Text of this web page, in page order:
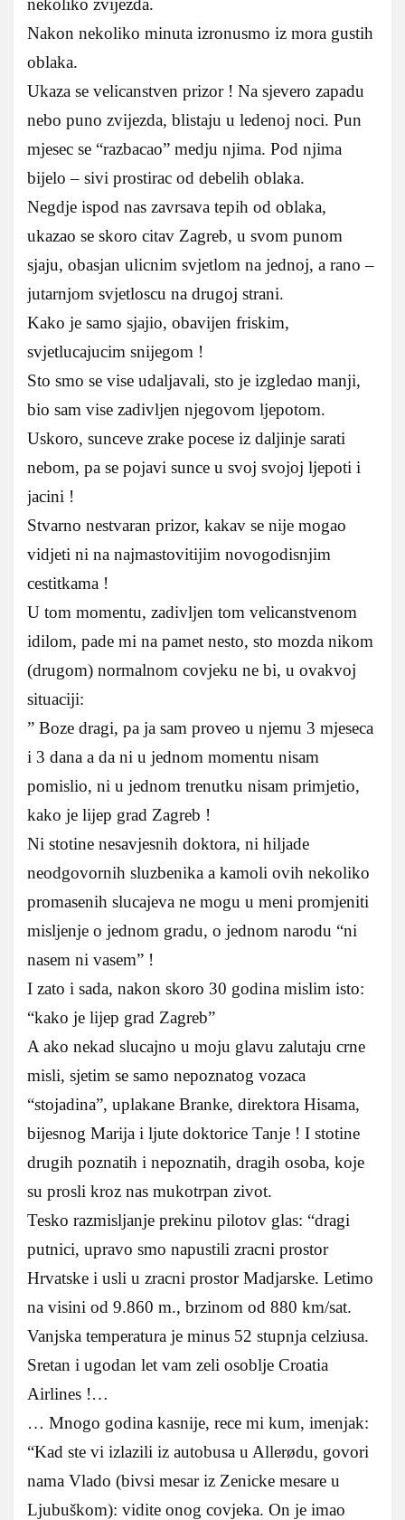
Nakon nekoliko minuta izronusmo iz mora gustih
oblaka.
Ukaza se velicanstven prizor ! Na sjevero zapadu
nebo puno zvijezda, blistaju u ledenoj noci. Pun
mjesec se “razbacao” medju njima. Pod njima
bijelo – sivi prostirac od debelih oblaka.
Negdje ispod nas zavrsava tepih od oblaka,
ukazao se skoro citav Zagreb, u svom punom
sjaju, obasjan ulicnim svjetlom na jednoj, a rano –
jutarnjom svjetloscu na drugoj strani.
Kako je samo sjajio, obavijen friskim,
svjetlucajucim snijegom !
Sto smo se vise udaljavali, sto je izgledao manji,
bio sam vise zadivljen njegovom ljepotom.
Uskoro, sunceve zrake pocese iz daljinje sarati
nebom, pa se pojavi sunce u svoj svojoj ljepoti i
jacini !
Stvarno nestvaran prizor, kakav se nije mogao
vidjeti ni na najmastovitijim novogodisnjim
cestitkama !
U tom momentu, zadivljen tom velicanstvenom
idilom, pade mi na pamet nesto, sto mozda nikom
(drugom) normalnom covjeku ne bi, u ovakvoj
situaciji:
” Boze dragi, pa ja sam proveo u njemu 3 mjeseca
i 3 dana a da ni u jednom momentu nisam
pomislio, ni u jednom trenutku nisam primjetio,
kako je lijep grad Zagreb !
Ni stotine nesavjesnih doktora, ni hiljade
neodgovornih sluzbenika a kamoli ovih nekoliko
promasenih slucajeva ne mogu u meni promjeniti
misljenje o jednom gradu, o jednom narodu “ni
nasem ni vasem” !
I zato i sada, nakon skoro 30 godina mislim isto:
“kako je lijep grad Zagreb”
A ako nekad slucajno u moju glavu zalutaju crne
misli, sjetim se samo nepoznatog vozaca
“stojadina”, uplakane Branke, direktora Hisama,
bijesnog Marija i ljute doktorice Tanje ! I stotine
drugih poznatih i nepoznatih, dragih osoba, koje
su prosli kroz nas mukotrpan zivot.
Tesko razmisljanje prekinu pilotov glas: “dragi
putnici, upravo smo napustili zracni prostor
Hrvatske i usli u zracni prostor Madjarske. Letimo
na visini od 9.860 m., brzinom od 880 km/sat.
Vanjska temperatura je minus 52 stupnja celziusa.
Sretan i ugodan let vam zeli osoblje Croatia
Airlines !…
… Mnogo godina kasnije, rece mi kum, imenjak:
“Kad ste vi izlazili iz autobusa u Allerødu, govori
nama Vlado (bivsi mesar iz Zenicke mesare u
Ljubuškom): vidite onog covjeka. On je imao